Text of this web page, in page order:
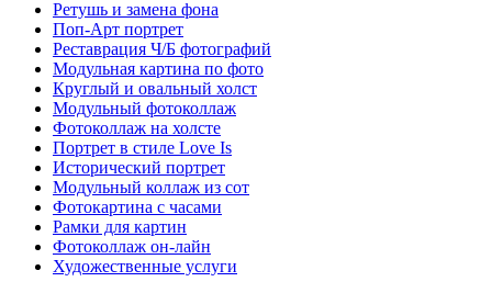
Ретушь и замена фона
Поп-Арт портрет
Реставрация Ч/Б фотографий
Модульная картина по фото
Круглый и овальный холст
Модульный фотоколлаж
Фотоколлаж на холсте
Портрет в стиле Love Is
Исторический портрет
Модульный коллаж из сот
Фотокартина с часами
Рамки для картин
Фотоколлаж он-лайн
Художественные услуги